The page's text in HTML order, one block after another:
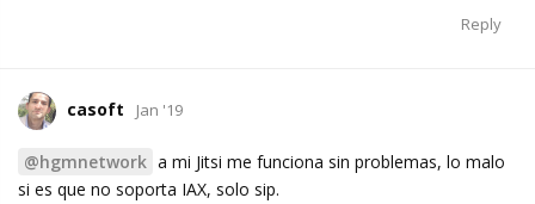
Reply
casoft Jan '19
@hgmnetwork a mi Jitsi me funciona sin problemas, lo malo
si es que no soporta IAX, solo sip.